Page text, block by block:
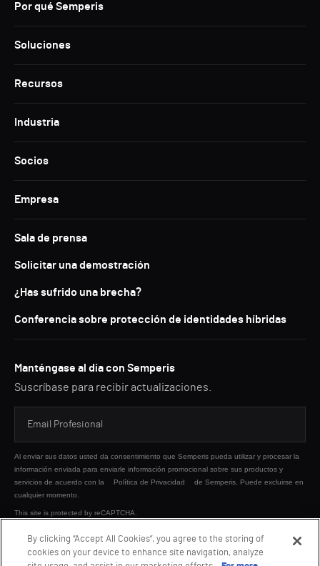
Por qué Semperis
Soluciones
Recursos
Industria
Socios
Empresa
Sala de prensa
Solicitar una demostración
¿Has sufrido una brecha?
Conferencia sobre protección de identidades híbridas
Manténgase al día con Semperis
Suscríbase para recibir actualizaciones.
Al enviar sus datos usted da consentimiento que Semperis pueda utilizar y procesar la
información enviada para enviarle información promocional sobre sus productos y
servicios de acuerdo con la
Política de Privacidad
de Semperis. Puede excluirse en
cualquier momento.
This site is protected by reCAPTCHA.
ENVIAR
By clicking “Accept All Cookies”, you agree to the storing of
cookies on your device to enhance site navigation, analyze